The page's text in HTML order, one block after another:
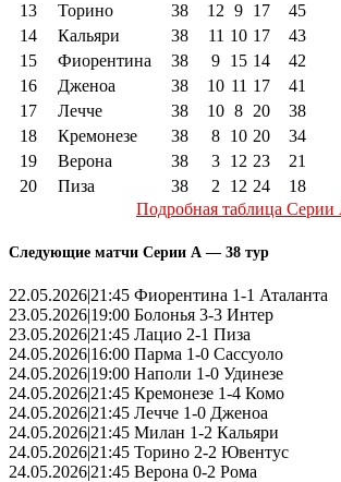
13
Торино 38 12 9 17
45
14
Кальяри 38 11 10 17
43
15
Фиорентина 38 9 15 14
42
16
Дженоа 38 10 11 17
41
17
Лечче 38 10 8 20
38
18
Кремонезе 38 8 10 20
34
19
Верона 38 3 12 23
21
20
Пиза 38 2 12 24
18
Подробная таблица Серии
Следующие матчи Серии А — 38 тур
22.05.2026|21:45 Фиорентина 1-1 Аталанта
23.05.2026|19:00 Болонья 3-3 Интер
23.05.2026|21:45 Лацио 2-1 Пиза
24.05.2026|16:00 Парма 1-0 Сассуоло
24.05.2026|19:00 Наполи 1-0 Удинезе
24.05.2026|21:45 Кремонезе 1-4 Комо
24.05.2026|21:45 Лечче 1-0 Дженоа
24.05.2026|21:45 Милан 1-2 Кальяри
24.05.2026|21:45 Торино 2-2 Ювентус
24.05.2026|21:45 Верона 0-2 Рома